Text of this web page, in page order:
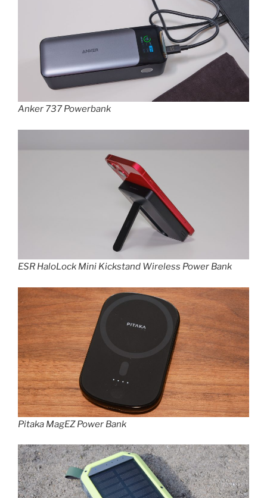
Anker 737 Powerbank
ESR HaloLock Mini Kickstand Wireless Power Bank
Pitaka MagEZ Power Bank